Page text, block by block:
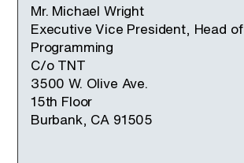
Mr. Michael Wright
Executive Vice President, Head of
Programming
C/o TNT
3500 W. Olive Ave.
15th Floor
Burbank, CA 91505